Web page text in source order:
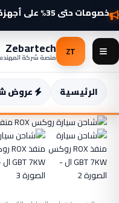
تخطي
إلى
المحتوى
خصومات حتى 35% على أجهزة فحص السيارات
ZT
Zebartech
منصة شركة
الرئيسية عروض
روكس
ROX
منفذ
ال
GBT
7KW